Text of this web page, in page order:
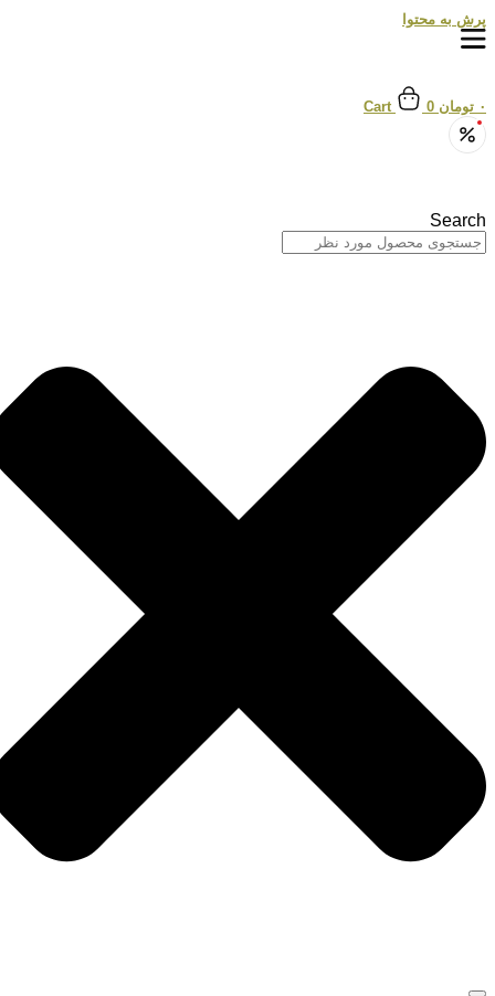
پرش به محتوا
تومان 0
Cart
Search